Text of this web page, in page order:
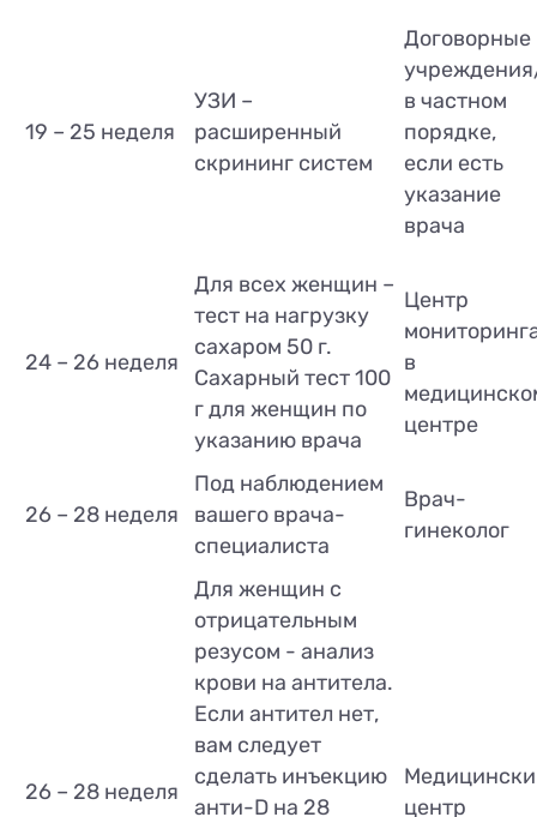
19 – 25 неделя
УЗИ –
расширенный
скрининг систем
Договорные
в частном
порядке,
если есть
указание
врача
24 – 26 неделя
Для всех женщин –
тест на нагрузку
сахаром 50 г.
Сахарный тест 100
г для женщин по
указанию врача
Центр
в
центре
26 – 28 неделя
Под наблюдением
вашего врача-
специалиста
Врач-
гинеколог
26 – 28 неделя
Для женщин с
отрицательным
резусом - анализ
крови на антитела.
Если антител нет,
вам следует
сделать инъекцию
анти-D на 28
центр